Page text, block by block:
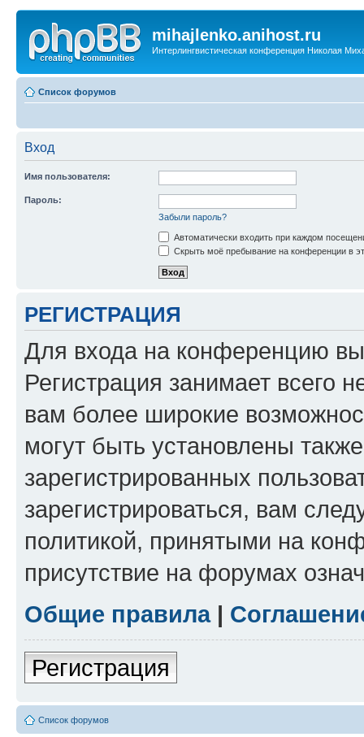
mihajlenko.anihost.ru
Интерлингвистическая конференция Николая
Список форумов
Вход
Имя пользователя:
Пароль:
Забыли пароль?
Автоматически входить при каждом
Скрыть моё пребывание на конференции в
РЕГИСТРАЦИЯ
Для входа на конференцию
Регистрация занимает всего
вам более широкие
могут быть установлены
зарегистрированных
зарегистрироваться, вам
политикой, принятыми на
присутствие на форумах
Общие правила|
Регистрация
Список форумов